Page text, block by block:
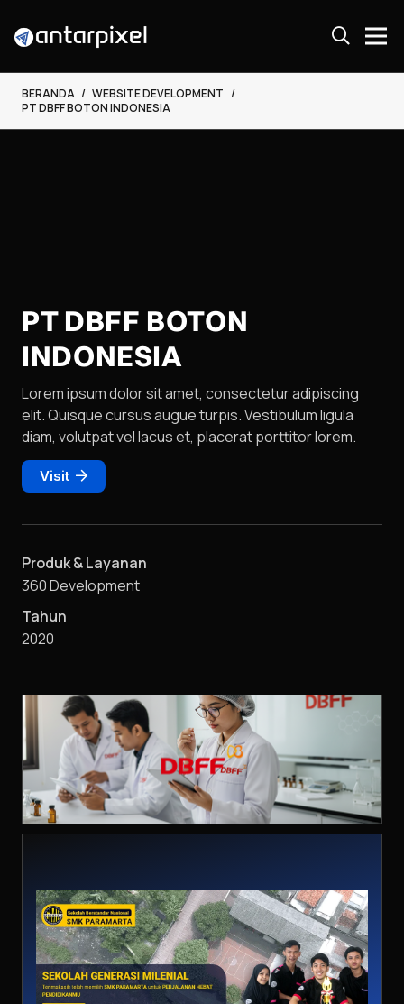
BERANDA / WEBSITE DEVELOPMENT /
PT DBFF BOTON INDONESIA
PT DBFF BOTON
INDONESIA
Lorem ipsum dolor sit amet, consectetur adipiscing
elit. Quisque cursus augue turpis. Vestibulum ligula
diam, volutpat vel lacus et, placerat porttitor lorem.
Visit
Produk & Layanan
360 Development
Tahun
2020